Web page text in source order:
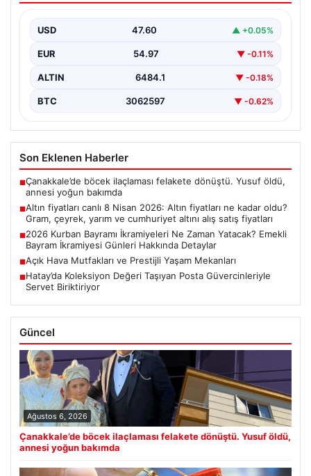
fiyatları
USD 47.60 ▲ +0.05%
EUR 54.97 ▼ -0.11%
ALTIN 6484.1 ▼ -0.18%
BTC 3062597 ▼ -0.62%
Son Eklenen Haberler
■Çanakkale’de böcek ilaçlaması felakete dönüştü. Yusuf öldü,
annesi yoğun bakımda
■Altın fiyatları canlı 8 Nisan 2026: Altın fiyatları ne kadar oldu?
Gram, çeyrek, yarım ve cumhuriyet altını alış satış fiyatları
■2026 Kurban Bayramı İkramiyeleri Ne Zaman Yatacak? Emekli
Bayram İkramiyesi Günleri Hakkında Detaylar
■Açık Hava Mutfakları ve Prestijli Yaşam Mekanları
■Hatay’da Koleksiyon Değeri Taşıyan Posta Güvercinleriyle
Servet Biriktiriyor
Güncel
Ağustos 6, 2026
Çanakkale’de böcek ilaçlaması felakete dönüştü. Yusuf öldü,
annesi yoğun bakımda